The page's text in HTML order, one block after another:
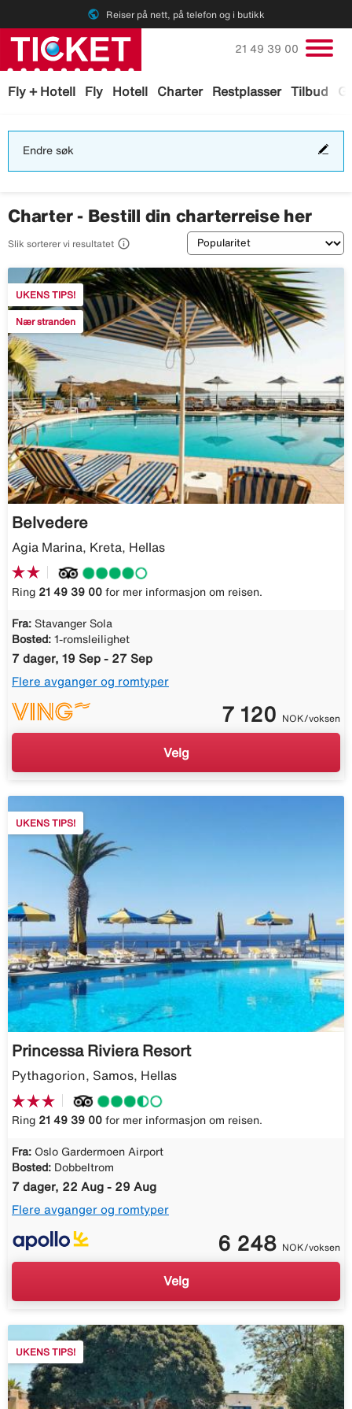
public Reiser på nett, på telefon og i butikk
Fly + Hotell Fly Hotell Charter Restplasser Tilbud
Ring oss på
21 49 39 00
Endre søk
Charter - Bestill din charterreise her
Slik sorterer vi resultatet  Sortering
UKENS TIPS!
Nær stranden
Belvedere
Agia Marina, Kreta, Hellas
Ring 21 49 39 00 for mer informasjon om reisen.
Fra: Stavanger Sola
Bosted: 1-romsleilighet
7 dager, 19 Sep - 27 Sep
Flere avganger og romtyper
7 120 NOK/voksen
Velg
UKENS TIPS!
Princessa Riviera Resort
Pythagorion, Samos, Hellas
Ring 21 49 39 00 for mer informasjon om reisen.
Fra: Oslo Gardermoen Airport
Bosted: Dobbeltrom
7 dager, 22 Aug - 29 Aug
Flere avganger og romtyper
6 248 NOK/voksen
Velg
UKENS TIPS!